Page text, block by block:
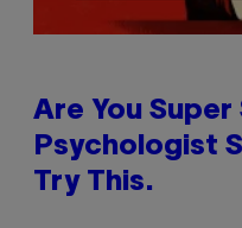
Are You
Psychologist
Try This.